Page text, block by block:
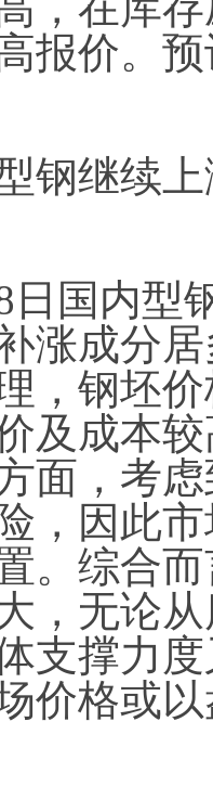
报价。
钢继续
日国内型
涨成分
，钢坯
及成本
面，考
，因此
。综合
，无论
支撑力
价格或